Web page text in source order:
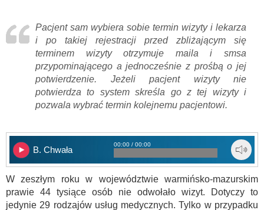
Pacjent sam wybiera sobie termin wizyty i lekarza
i po takiej rejestracji przed zbliżającym się
terminem wizyty otrzymuje maila i smsa
przypominającego a jednocześnie z prośbą o jej
potwierdzenie. Jeżeli pacjent wizyty nie
potwierdza to system skreśla go z tej wizyty i
pozwala wybrać termin kolejnemu pacjentowi.
B. Chwała
00:00 / 00:00
W zeszłym roku w województwie warmińsko-mazurskim
prawie 44 tysiące osób nie odwołało wizyt. Dotyczy to
jedynie 29 rodzajów usług medycznych. Tylko w przypadku